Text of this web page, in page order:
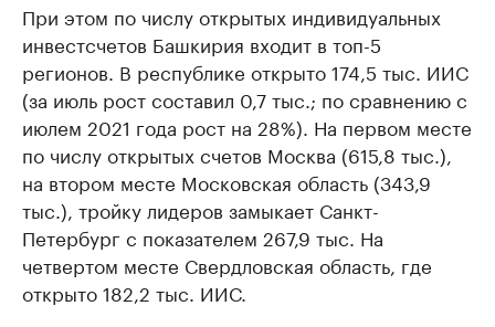
При этом по числу открытых индивидуальных
инвестсчетов Башкирия входит в топ-5
регионов. В республике открыто 174,5 тыс. ИИС
(за июль рост составил 0,7 тыс.; по сравнению с
июлем 2021 года рост на 28%). На первом месте
по числу открытых счетов Москва (615,8 тыс.),
на втором месте Московская область (343,9
тыс.), тройку лидеров замыкает Санкт-
Петербург с показателем 267,9 тыс. На
четвертом месте Свердловская область, где
открыто 182,2 тыс. ИИС.